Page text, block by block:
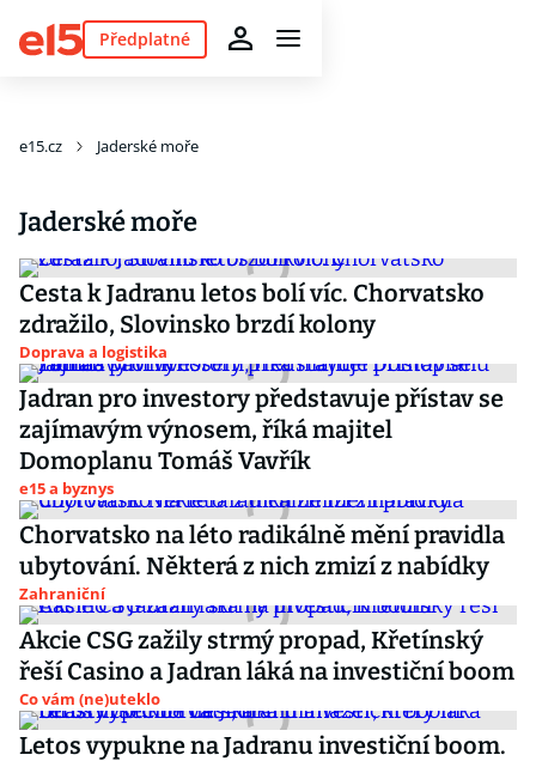
Předplatné
e15.cz Jaderské moře
Jaderské moře
Cesta k Jadranu letos bolí víc. Chorvatsko
zdražilo, Slovinsko brzdí kolony
Doprava a logistika
Jadran pro investory představuje přístav se
zajímavým výnosem, říká majitel
Domoplanu Tomáš Vavřík
e15 a byznys
Chorvatsko na léto radikálně mění pravidla
ubytování. Některá z nich zmizí z nabídky
Zahraniční
Akcie CSG zažily strmý propad, Křetínský
řeší Casino a Jadran láká na investiční boom
Co vám (ne)uteklo
Letos vypukne na Jadranu investiční boom.